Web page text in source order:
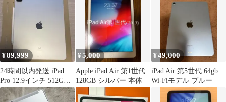
¥89,999
24時間以内発送 iPad
Pro 12.9インチ 512GB
第五世代 M1
¥5,000
Apple iPad Air 第1世代
128GB シルバー 本体
¥49,000
iPad Air 第5世代 64gb
Wi-Fiモデル ブルー